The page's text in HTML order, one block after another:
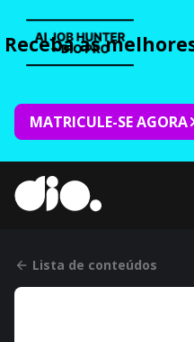
Receba as
MATRICULE-SE AGORA
Lista de conteúdos